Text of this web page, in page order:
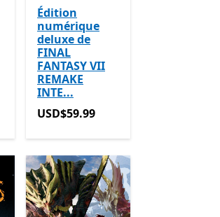
des achats dans l’application
Édition
numérique
deluxe de
FINAL
FANTASY VII
REMAKE
INTE...
USD$59.99
USD$59.99